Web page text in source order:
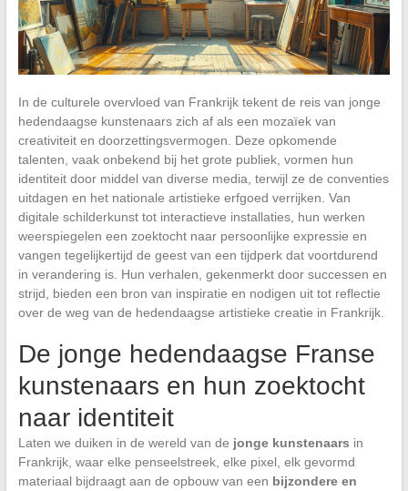
In de culturele overvloed van Frankrijk tekent de reis van jonge
hedendaagse kunstenaars zich af als een mozaïek van
creativiteit en doorzettingsvermogen. Deze opkomende
talenten, vaak onbekend bij het grote publiek, vormen hun
identiteit door middel van diverse media, terwijl ze de conventies
uitdagen en het nationale artistieke erfgoed verrijken. Van
digitale schilderkunst tot interactieve installaties, hun werken
weerspiegelen een zoektocht naar persoonlijke expressie en
vangen tegelijkertijd de geest van een tijdperk dat voortdurend
in verandering is. Hun verhalen, gekenmerkt door successen en
strijd, bieden een bron van inspiratie en nodigen uit tot reflectie
over de weg van de hedendaagse artistieke creatie in Frankrijk.
De jonge hedendaagse Franse
kunstenaars en hun zoektocht
naar identiteit
Laten we duiken in de wereld van de jonge kunstenaars in
Frankrijk, waar elke penseelstreek, elke pixel, elk gevormd
materiaal bijdraagt aan de opbouw van een bijzondere en